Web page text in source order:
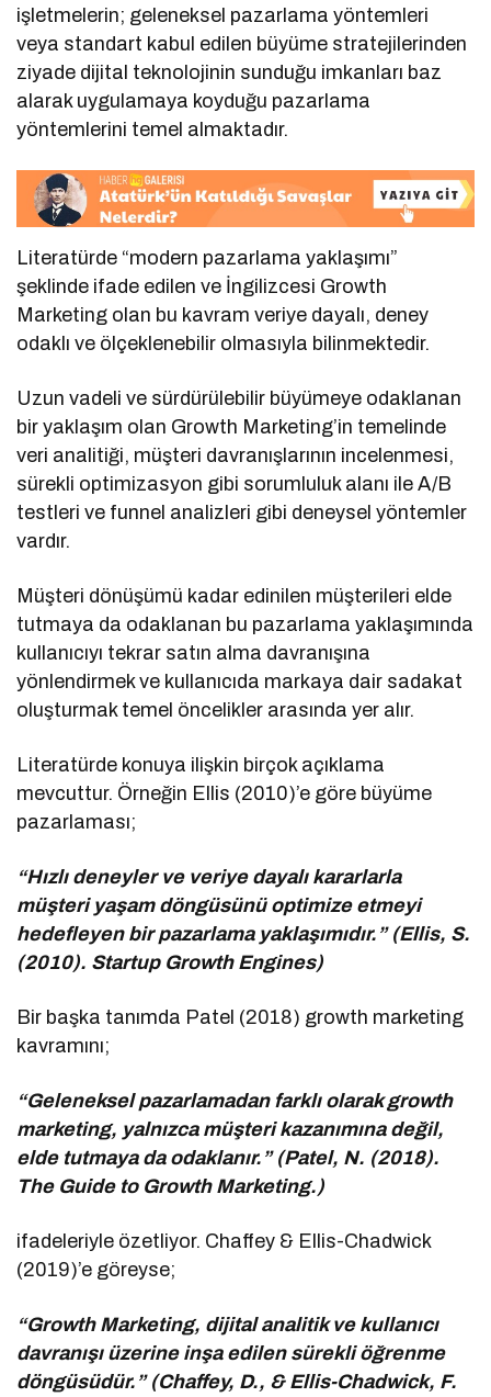
işletmelerin; geleneksel pazarlama yöntemleri
veya standart kabul edilen büyüme stratejilerinden
ziyade dijital teknolojinin sunduğu imkanları baz
alarak uygulamaya koyduğu pazarlama
yöntemlerini temel almaktadır.
Literatürde “modern pazarlama yaklaşımı”
şeklinde ifade edilen ve İngilizcesi Growth
Marketing olan bu kavram veriye dayalı, deney
odaklı ve ölçeklenebilir olmasıyla bilinmektedir.
Uzun vadeli ve sürdürülebilir büyümeye odaklanan
bir yaklaşım olan Growth Marketing’in temelinde
veri analitiği, müşteri davranışlarının incelenmesi,
sürekli optimizasyon gibi sorumluluk alanı ile A/B
testleri ve funnel analizleri gibi deneysel yöntemler
vardır.
Müşteri dönüşümü kadar edinilen müşterileri elde
tutmaya da odaklanan bu pazarlama yaklaşımında
kullanıcıyı tekrar satın alma davranışına
yönlendirmek ve kullanıcıda markaya dair sadakat
oluşturmak temel öncelikler arasında yer alır.
Literatürde konuya ilişkin birçok açıklama
mevcuttur. Örneğin Ellis (2010)’e göre büyüme
pazarlaması;
“Hızlı deneyler ve veriye dayalı kararlarla
müşteri yaşam döngüsünü optimize etmeyi
hedefleyen bir pazarlama yaklaşımıdır.” (Ellis, S.
(2010). Startup Growth Engines)
Bir başka tanımda Patel (2018) growth marketing
kavramını;
“Geleneksel pazarlamadan farklı olarak growth
marketing, yalnızca müşteri kazanımına değil,
elde tutmaya da odaklanır.” (Patel, N. (2018).
The Guide to Growth Marketing.)
ifadeleriyle özetliyor. Chaffey & Ellis-Chadwick
(2019)’e göreyse;
“Growth Marketing, dijital analitik ve kullanıcı
davranışı üzerine inşa edilen sürekli öğrenme
döngüsüdür.” (Chaffey, D., & Ellis-Chadwick, F.